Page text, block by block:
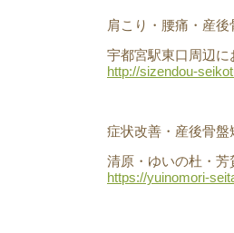
肩こり・腰痛・産
宇都宮駅東口周辺に
http://sizendou-
症状改善・産後骨
清原・ゆいの杜・芳
https://yuinomori-